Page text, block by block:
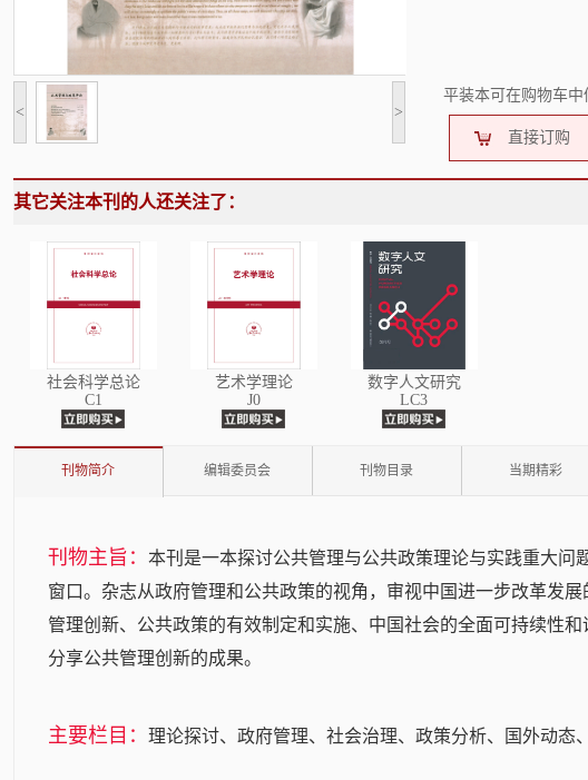
< >
平装本可在购物车中
直接订购
其它关注本刊的人还关注了：
社会科学总论
C1
艺术学理论
J0
数字人文研究
LC3
刊物简介 编辑委员会 刊物目录 当期精彩
刊物主旨：
本刊是一本探讨公共管理与公共政策理论与实践重大问
窗口。杂志从政府管理和公共政策的视角，审视中国进一步改革发
管理创新、公共政策的有效制定和实施、中国社会的全面可持续性
分享公共管理创新的成果。
主要栏目： 理论探讨、政府管理、社会治理、政策分析、国外动态